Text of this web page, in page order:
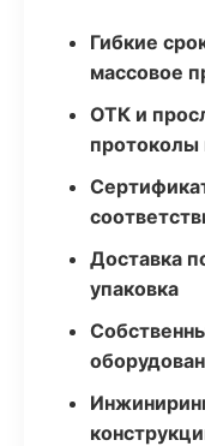
Гибкие
массовое
ОТК и
протоколы
Доставка
упаковка